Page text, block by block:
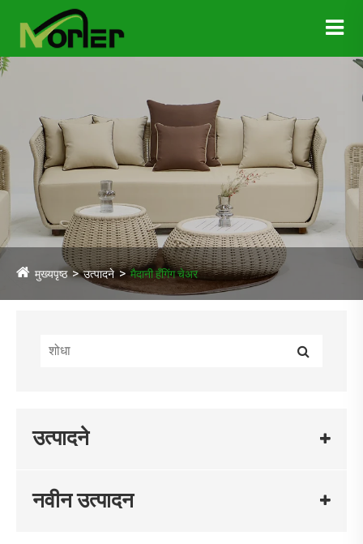
मुख्यपृष्ठ उत्पादने मैदानी हँगिंग चेअर
उत्पादने
नवीन उत्पादन